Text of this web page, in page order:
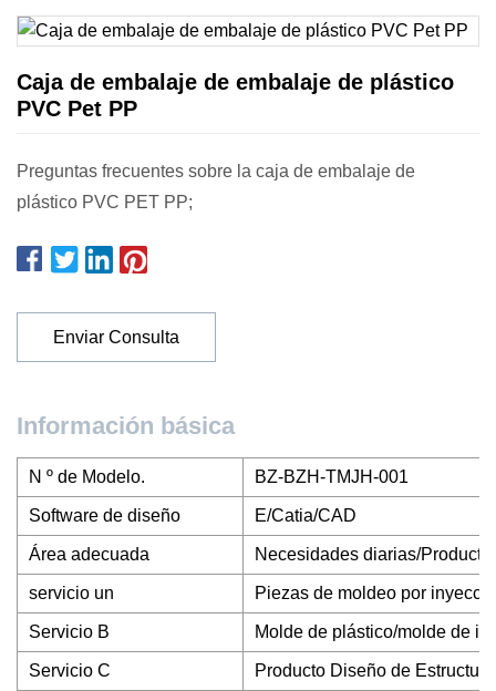
Caja de embalaje de embalaje de plástico
PVC Pet PP
Preguntas frecuentes sobre la caja de embalaje de
plástico PVC PET PP;
Enviar Consulta
Información básica
N º de Modelo. BZ-BZH-TMJH-001
Software de diseño E/Catia/CAD
Área adecuada Necesidades diarias/
servicio un Piezas de moldeo por
Servicio B Molde de plástico/molde de
Servicio C Producto Diseño de